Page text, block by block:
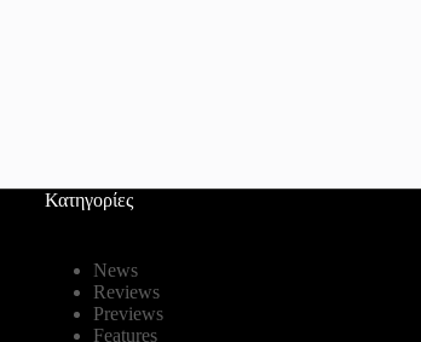
Κατηγορίες
News
Reviews
Previews
Features